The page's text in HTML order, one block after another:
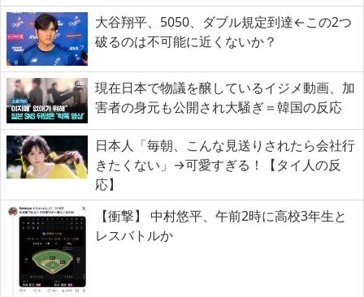
大谷翔平、5050、ダブル規定到達←この2つ
破るのは不可能に近くないか？
現在日本で物議を醸しているイジメ動画、加
害者の身元も公開され大騒ぎ＝韓国の反応
日本人「毎朝、こんな見送りされたら会社行
きたくない」→可愛すぎる！【タイ人の反
応】
【衝撃】 中村悠平、午前2時に高校3年生と
レスバトルか